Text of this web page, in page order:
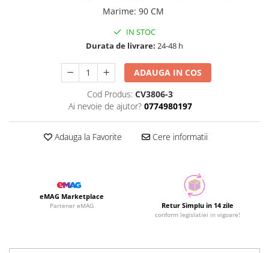
Marime: 90 CM
IN STOC
Durata de livrare: 24-48 h
ADAUGA IN COS
Cod Produs: CV3806-3
Ai nevoie de ajutor? 0774980197
Adauga la Favorite Cere informatii
eMAG Marketplace
Partener eMAG Retur Simplu in 14 zile
conform legislatiei in vigoare!